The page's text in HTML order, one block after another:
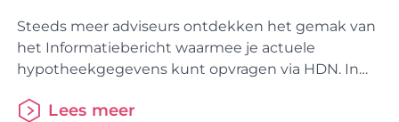
Steeds meer adviseurs ontdekken het gemak van
het Informatiebericht waarmee je actuele
hypotheekgegevens kunt opvragen via HDN. In
Adviseur Patrick Brands is enthousiast gebruiker
Lees meer